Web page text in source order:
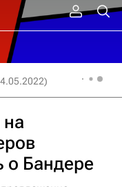
о Бандере